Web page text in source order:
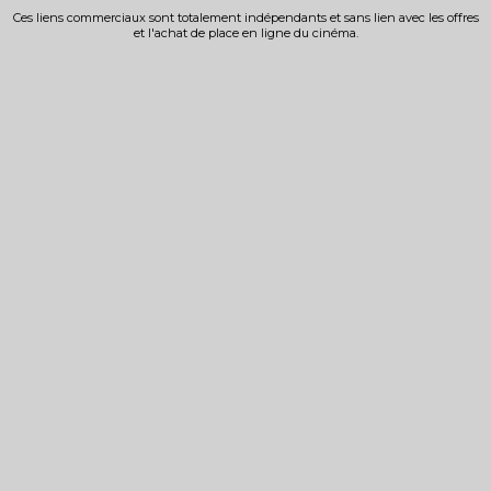
Ces liens commerciaux sont totalement indépendants et sans lien avec les offres
et l'achat de place en ligne du cinéma.